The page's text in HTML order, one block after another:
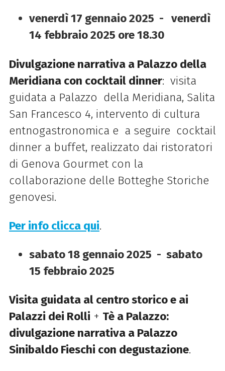
venerdì 17 gennaio 2025 - venerdì
14 febbraio 2025 ore 18.30
Divulgazione narrativa a Palazzo della
Meridiana con cocktail dinner: visita
guidata a Palazzo della Meridiana, Salita
San Francesco 4, intervento di cultura
entnogastronomica e a seguire cocktail
dinner a buffet, realizzato dai ristoratori
di Genova Gourmet con la
collaborazione delle Botteghe Storiche
genovesi.
Per info clicca qui.
sabato 18 gennaio 2025 - sabato
15 febbraio 2025
Visita guidata al centro storico e ai
Palazzi dei Rolli + Tè a Palazzo:
divulgazione narrativa a Palazzo
Sinibaldo Fieschi con degustazione.